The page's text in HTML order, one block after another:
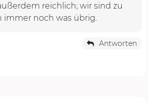
reichlich; wir sind zu
noch was übrig.
Antworten